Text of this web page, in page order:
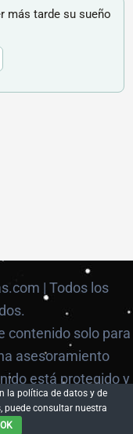
más tarde su sueño
| Todos los
contenido solo para
asesoramiento
está protegido y
autorización.
la política de datos y de
puede consultar nuestra
OK